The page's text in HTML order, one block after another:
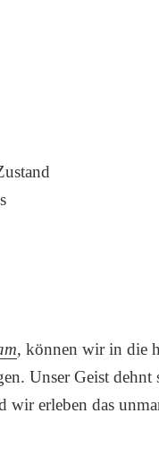
, können wir in die
Unser Geist dehnt
wir erleben das